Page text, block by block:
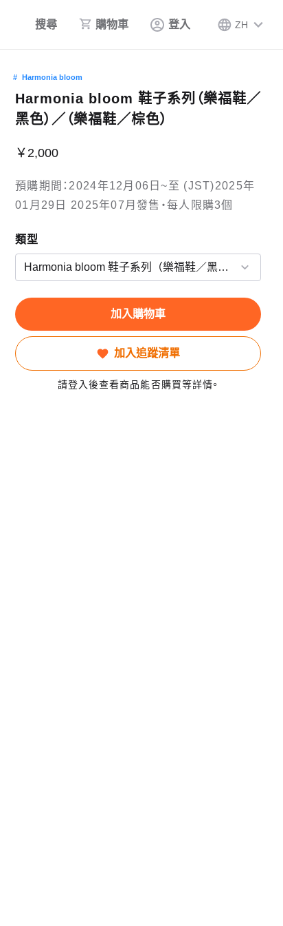
搜尋 購物車 登入 ZH
Harmonia bloom
Harmonia bloom 鞋子系列（樂福鞋／
黑色）／（樂福鞋／棕色）
￥2,000
預購期間：2024年12月06日~至 (JST)2025年
01月29日 2025年07月發售・每人限購3個
類型
加入購物車
加入追蹤清單
請登入後查看商品能否購買等詳情。